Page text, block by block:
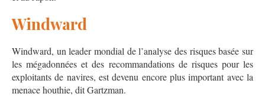
Windward
Windward, un leader mondial de l’analyse des risques basée sur
les mégadonnées et des recommandations de risques pour les
exploitants de navires, est devenu encore plus important avec la
menace houthie, dit Gartzman.